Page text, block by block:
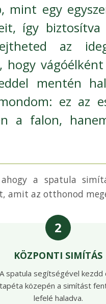
mint egy
így
az
hogy
mentén
ez az
a falon,
ahogy a spatula
amit az otthonod
2
KÖZPONTI SIMÍTÁS
A spatula segítségével kezdd
tapéta közepén a simítást
lefelé haladva.